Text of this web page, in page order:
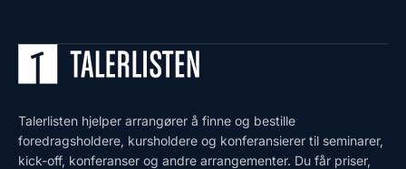
Talerlisten hjelper arrangører å finne og bestille
foredragsholdere, kursholdere og konferansierer til seminarer,
kick-off, konferanser og andre arrangementer. Du får priser,